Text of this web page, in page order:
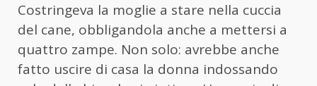
Costringeva la moglie a stare nella cuccia
del cane, obbligandola anche a mettersi a
quattro zampe. Non solo: avrebbe anche
fatto uscire di casa la donna indossando